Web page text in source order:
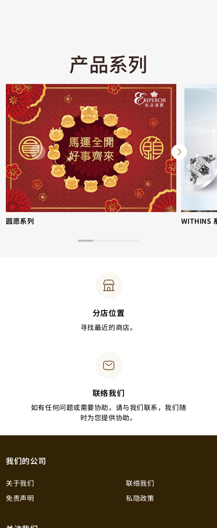
产品系列
圆愿系列 WITHINS
分店位置
寻找最近的商店。
联络我们
如有任何问题或需要协助，请与我们联系，我们随
时为您提供协助。
我们的公司
关于我们
联络我们
免责声明
私隐政策